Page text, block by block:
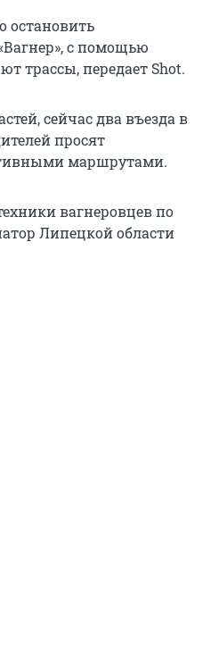
остановить
с помощью
трассы, передает Shot.
сейчас два въезда в
просят
маршрутами.
вагнеровцев по
Липецкой области